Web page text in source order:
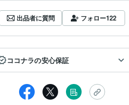
出品者に質問 フォロー122
ココナラの安心保証